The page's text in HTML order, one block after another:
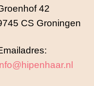
42
CS Groningen